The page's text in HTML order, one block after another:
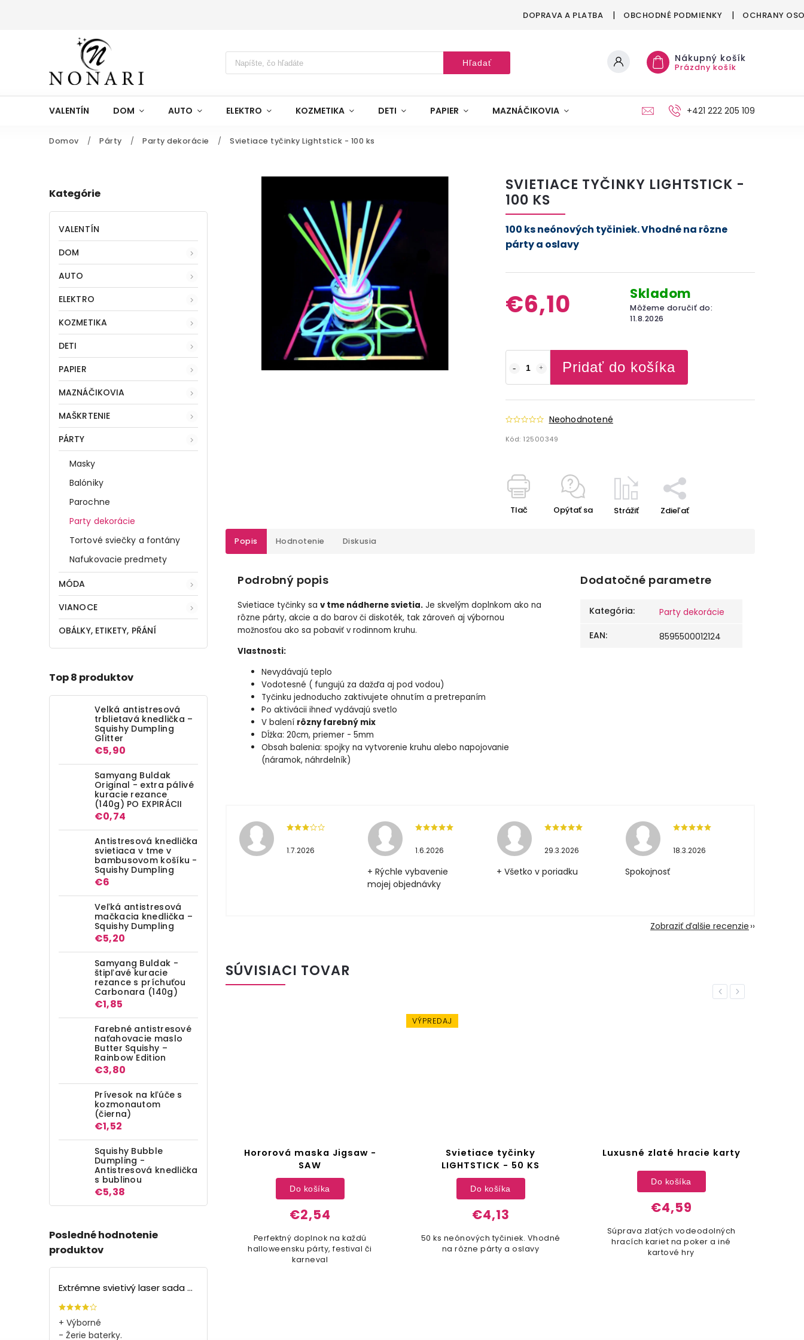
DOPRAVA A PLATBA OBCHODNÉ PODMIENKY OCHRANY
Hľadať Nákupný košík
Prázdny košík
VALENTÍN DOM AUTO ELEKTRO KOZMETIKA DETI PAPIER MAZNÁČIKOVIA MAŠKRTENIE PÁRTY MÓDA
+421 222 205 109
Domov / Párty / Party dekorácie / Svietiace tyčinky Lightstick - 100 ks
Kategórie
VALENTÍN
DOM
AUTO
ELEKTRO
KOZMETIKA
DETI
PAPIER
MAZNÁČIKOVIA
MAŠKRTENIE
PÁRTY
Masky
Balóniky
Parochne
Party dekorácie
Tortové sviečky a fontány
Nafukovacie predmety
MÓDA
VIANOCE
OBÁLKY, ETIKETY, PŘÁNÍ
Top 8 produktov
Velká antistresová
trblietavá knedlička –
Squishy Dumpling
Glitter
€5,90
Samyang Buldak
Original - extra pálivé
kuracie rezance
(140g) PO EXPIRÁCII
€0,74
Antistresová knedlička
svietiaca v tme v
bambusovom košíku -
Squishy Dumpling
€6
Veľká antistresová
mačkacia knedlička –
Squishy Dumpling
€5,20
Samyang Buldak -
štipľavé kuracie
rezance s príchuťou
Carbonara (140g)
€1,85
Farebné antistresové
naťahovacie maslo
Butter Squishy –
Rainbow Edition
€3,80
Prívesok na kľúče s
kozmonautom
(čierna)
€1,52
Squishy Bubble
Dumpling -
Antistresová knedlička
s bublinou
€5,38
Posledné hodnotenie
produktov
Extrémne svietivý laser sada + 4 nástavce
+ Výborné
- Žerie baterky.
SVIETIACE TYČINKY LIGHTSTICK -
100 KS
€6,10 Skladom
Môžeme doručiť do:
11.8.2026
Pridať do košíka
Neohodnotené
Kód: 12500349
100 ks neónových tyčiniek. Vhodné na rôzne
párty a oslavy
Tlač Opýtať sa Strážiť Zdieľať
Popis Hodnotenie Diskusia
Podrobný popis
Svietiace tyčinky sa v tme nádherne svietia. Je skvelým doplnkom ako na
rôzne párty, akcie a do barov či diskoték, tak zároveň aj výbornou
možnosťou ako sa pobaviť v rodinnom kruhu.
Vlastnosti:
Nevydávajú teplo
Vodotesné ( fungujú za dažďa aj pod vodou)
Tyčinku jednoducho zaktivujete ohnutím a pretrepaním
Po aktivácii ihneď vydávajú svetlo
V balení rôzny farebný mix
Dĺžka: 20cm, priemer - 5mm
Obsah balenia: spojky na vytvorenie kruhu alebo napojovanie
(náramok, náhrdelník)
Dodatočné parametre
Kategória:
Party dekorácie
EAN: 8595500012124
1.7.2026 1.6.2026
+ Rýchle vybavenie
mojej objednávky
29.3.2026
+ Všetko v poriadku
18.3.2026
Spokojnosť
Zobraziť ďalšie recenzie
SÚVISIACI TOVAR
Previous
Biela maska tváre, biela
€2,99
Do košíka
Perfektný doplnok na každú
halloweensku párty, festival či
Hororová maska Jigsaw -
SAW
€2,54
Do košíka
Perfektný doplnok na každú
halloweensku párty, festival či
karneval
VÝPREDAJ
Svietiace tyčinky
LIGHTSTICK - 50 KS
€4,13
Do košíka
50 ks neónových tyčiniek. Vhodné
na rôzne párty a oslavy
Luxusné zlaté hracie karty
€4,59
Do košíka
Súprava zlatých vodeodolných
hracích kariet na poker a iné
kartové hry
Next